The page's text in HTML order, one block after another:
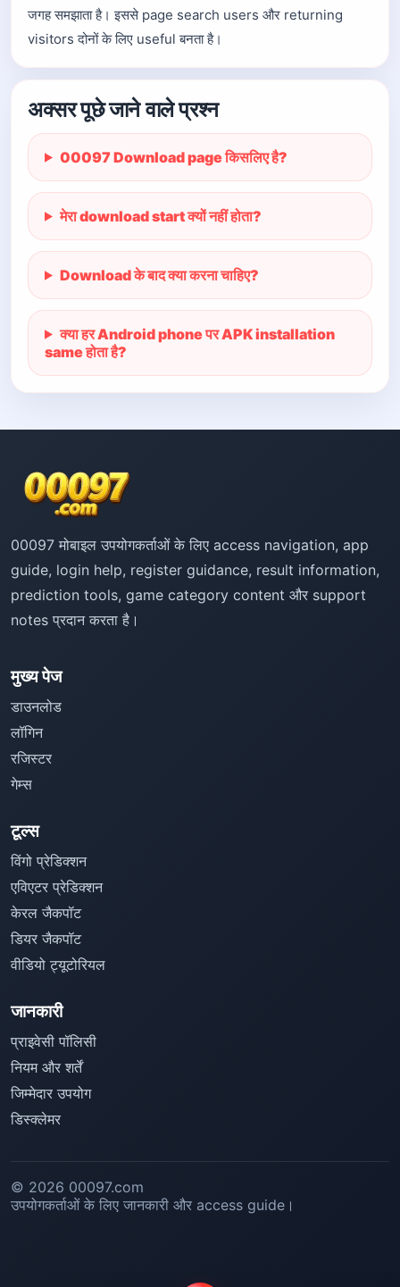
जगह समझाता है। इससे page search users और returning
visitors दोनों के लिए useful बनता है।
अक्सर पूछे जाने वाले प्रश्न
00097 Download page किसलिए है?
मेरा download start क्यों नहीं होता?
Download के बाद क्या करना चाहिए?
क्या हर Android phone पर APK installation
same होता है?
00097 मोबाइल उपयोगकर्ताओं के लिए access navigation, app
guide, login help, register guidance, result information,
prediction tools, game category content और support
notes प्रदान करता है।
मुख्य पेज
डाउनलोड
लॉगिन
रजिस्टर
गेम्स
टूल्स
विंगो प्रेडिक्शन
एविएटर प्रेडिक्शन
केरल जैकपॉट
डियर जैकपॉट
वीडियो ट्यूटोरियल
जानकारी
प्राइवेसी पॉलिसी
नियम और शर्तें
जिम्मेदार उपयोग
डिस्क्लेमर
© 2026 00097.com
उपयोगकर्ताओं के लिए जानकारी और access guide।